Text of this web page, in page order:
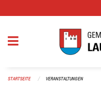
STARTSEITE VERANSTALTUNGEN